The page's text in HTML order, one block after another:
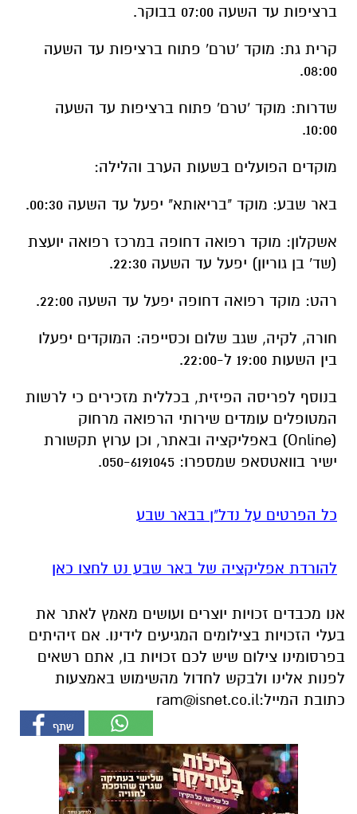
ברציפות עד השעה 07:00 בבוקר.
​קרית גת: מוקד 'טרם' פתוח ברציפות עד השעה
08:00.
​שדרות: מוקד 'טרם' פתוח ברציפות עד השעה
10:00.
​מוקדים הפועלים בשעות הערב והלילה:
​באר שבע: מוקד "בריאותא" יפעל עד השעה 00:30.
​אשקלון: מוקד רפואה דחופה במרכז רפואה יועצת
(שד' בן גוריון) יפעל עד השעה 22:30.
​רהט: מוקד רפואה דחופה יפעל עד השעה 22:00.
​חורה, לקיה, שגב שלום וכסייפה: המוקדים יפעלו
בין השעות 19:00 ל-22:00.
​בנוסף לפריסה הפיזית, בכללית מזכירים כי לרשות
המטופלים עומדים שירותי הרפואה מרחוק
(Online) באפליקציה ובאתר, וכן ערוץ תקשורת
ישיר בוואטסאפ שמספרו: 050-6191045.
כל הפרטים על נדל"ן בבאר שבע
להורדת אפליקציה של באר שבע נט לחצו כאן
אנו מכבדים זכויות יוצרים ועושים מאמץ לאתר את
בעלי הזכויות בצילומים המגיעים לידינו. אם זיהיתים
בפרסומינו צילום שיש לכם זכויות בו, אתם רשאים
לפנות אלינו ולבקש לחדול מהשימוש באמצעות
כתובת המייל:ram@isnet.co.il